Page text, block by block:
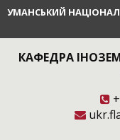
УМАНСЬКИЙ
КАФЕДРА